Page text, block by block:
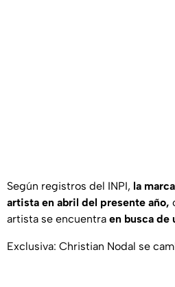
Según registros del INPI, la
artista en abril del presente año,
artista se encuentra en busca de
Exclusiva: Christian Nodal se